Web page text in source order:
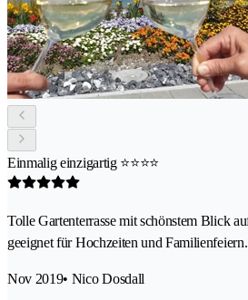
Einmalig einzigartig ⭐️⭐️⭐️⭐️
Tolle Gartenterrasse mit schönstem Blick
geeignet für Hochzeiten und Familienfeiern.
Nov 2019• Nico Dosdall